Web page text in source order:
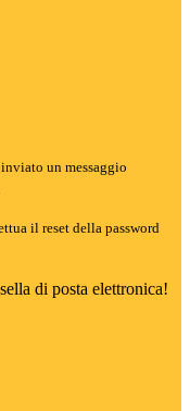
un messaggio
il reset della password
di posta elettronica!